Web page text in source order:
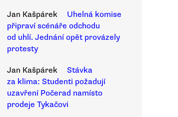
Jan Kašpárek
Uhelná komise
připraví scénáře odchodu
od uhlí. Jednání opět provázely
protesty
Jan Kašpárek
Stávka
za klima: Studenti požadují
uzavření Počerad namísto
prodeje Tykačovi